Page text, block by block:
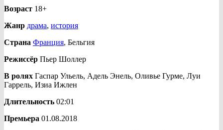
Возраст 18+
Жанр драма, история
Страна Франция, Бельгия
Режиссёр Пьер Шоллер
В ролях Гаспар Ульель, Адель Энель, Оливье Гурме, Луи
Гаррель, Изиа Ижлен
Длительность 02:01
Премьера 01.08.2018